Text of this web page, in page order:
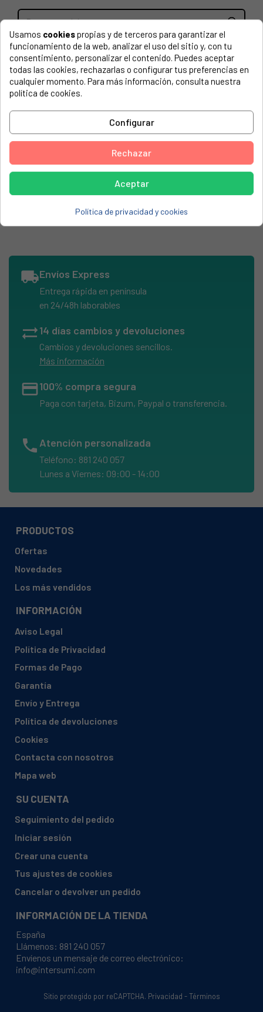
Mando programador Zanussi 1247823303
ZANUSSI, 91424085100FLS473C
ZANUSSI, 91477051201FLS802
ZANUSSI, FL5804
ZANUSSI, FLS1072
ZANUSSI, FLS472
ZANUSSI, FLS473C
ZANUSSI, FLS802
ZANUSSI, FLS80291477051201
ZANUSSI, FLS821C
ZANUSSI, FLS837C
local_shippingEnvíos Express
Entrega rápida en península
en 24/48h laborables
sync_alt14 días cambios y devoluciones
Cambios y devoluciones sencillos.
Más información
credit_card100% compra segura
Paga con tarjeta, Bizum, Paypal o transferencia.
phone Atención personalizada
Teléfono: 881 240 057
Lunes a Viernes: 09:00 - 14:00
PRODUCTOS
Ofertas
Novedades
Los más vendidos
INFORMACIÓN
Aviso Legal
Política de Privacidad
Formas de Pago
Garantía
Envío y Entrega
Política de devoluciones
Cookies
Contacta con nosotros
Mapa web
SU CUENTA
Seguimiento del pedido
Iniciar sesión
Crear una cuenta
Tus ajustes de cookies
Cancelar o devolver un pedido
INFORMACIÓN DE LA TIENDA
España
Llámenos: 881 240 057
Envíenos un mensaje de correo electrónico:
info@intersumi.com
Sitio protegido por reCAPTCHA. Privacidad -Términos
Usamos cookiespropias y de terceros para garantizar el
funcionamiento de la web, analizar el uso del sitio y, con tu
consentimiento, personalizar el contenido. Puedes aceptar
todas las cookies, rechazarlas o configurar tus preferencias en
cualquier momento. Para más información, consulta nuestra
política de cookies.
Configurar
Rechazar
Aceptar
Política de privacidad y cookies